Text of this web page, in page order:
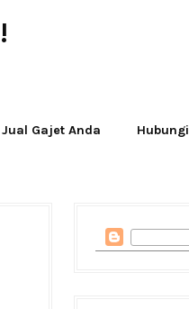
Jual Gajet Anda Hubungi